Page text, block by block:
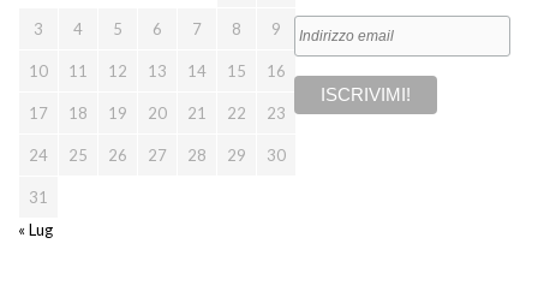
3 4 5 6 7 8 9
10 11 12 13 14 15 16
17 18 19 20 21 22 23
24 25 26 27 28 29 30
31
« Lug